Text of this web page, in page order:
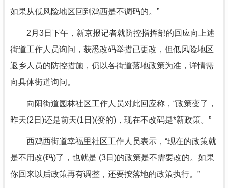
如果从低风险地区回到鸡西是不调码的。”
2月3日下午，新京报记者就防控指挥部的回应向上述
街道工作人员询问，获悉改码举措已更改，但低风险地区
返乡人员的防控措施，仍以各街道落地政策为准，详情需
向具体街道询问。
向阳街道园林社区工作人员对此回应称，“政策变了，
昨天(2日)还是前天(1日)(变的)，现在不改码是*新政策。”
西鸡西街道幸福里社区工作人员表示，“现在的政策就
是不用改(码)了，也就是 (3日)的政策是不需要改的。如果
你回来以后政策再有调整，还要按落地的政策执行。”